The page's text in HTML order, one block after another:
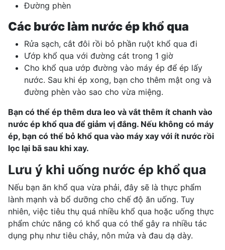
Đường phèn
Các bước làm nước ép khổ qua
Rửa sạch, cắt đôi rồi bỏ phần ruột khổ qua đi
Ướp khổ qua với đường cát trong 1 giờ
Cho khổ qua ướp đường vào máy ép để ép lấy
nước. Sau khi ép xong, bạn cho thêm mật ong và
đường phèn vào sao cho vừa miệng.
Bạn có thể ép thêm dưa leo và vắt thêm ít chanh vào
nước ép khổ qua để giảm vị đắng. Nếu không có máy
ép, bạn có thể bỏ khổ qua vào máy xay với ít nước rồi
lọc lại bã sau khi xay.
Lưu ý khi uống nước ép khổ qua
Nếu bạn ăn khổ qua vừa phải, đây sẽ là thực phẩm
lành mạnh và bổ dưỡng cho chế độ ăn uống. Tuy
nhiên, việc tiêu thụ quá nhiều khổ qua hoặc uống thực
phẩm chức năng có khổ qua có thể gây ra nhiều tác
dụng phụ như tiêu chảy, nôn mửa và đau dạ dày.